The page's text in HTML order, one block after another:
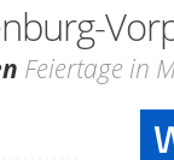
Feiertage in